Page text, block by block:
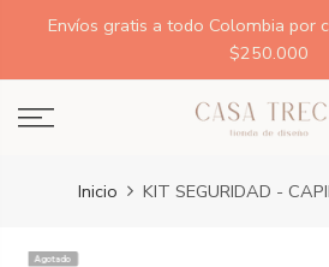
Envíos gratis a todo Colombia por
$250.000
Inicio KIT SEGURIDAD -
Agotado